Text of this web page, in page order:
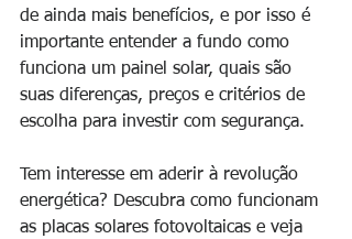
de ainda mais benefícios, e por isso é
importante entender a fundo como
funciona um painel solar, quais são
suas diferenças, preços e critérios de
escolha para investir com segurança.
Tem interesse em aderir à revolução
energética? Descubra como funcionam
as placas solares fotovoltaicas e veja